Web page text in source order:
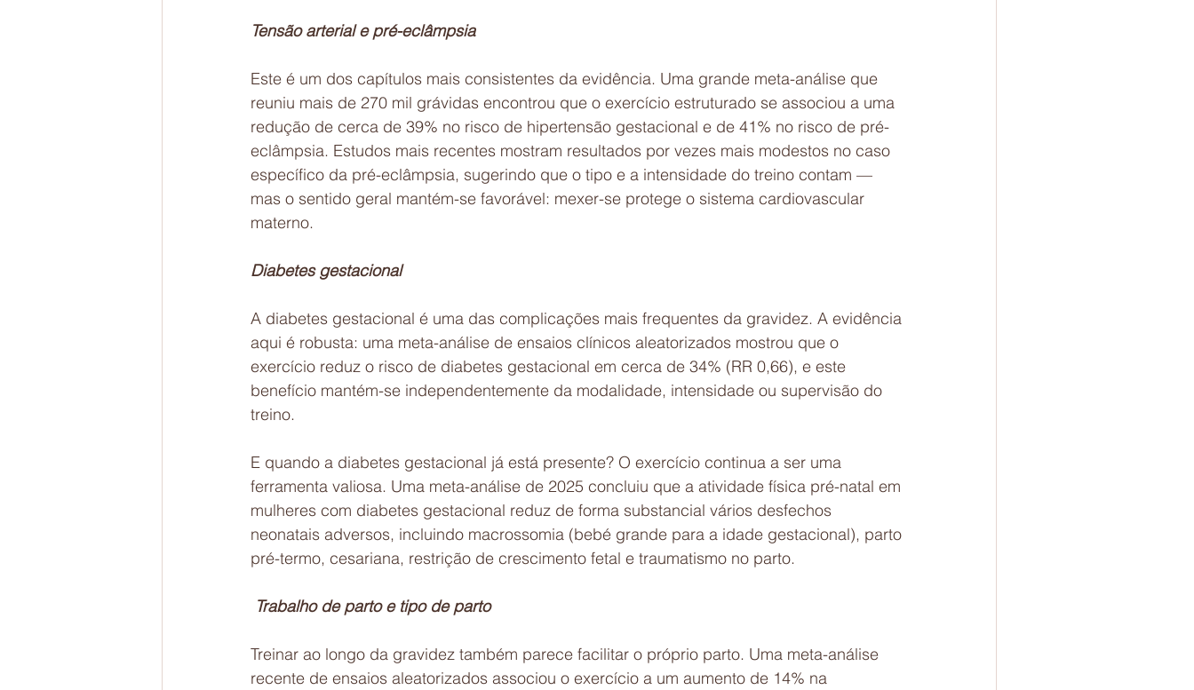
Tensão arterial e pré-eclâmpsia
Este é um dos capítulos mais consistentes da evidência. Uma grande meta-análise que
reuniu mais de 270 mil grávidas encontrou que o exercício estruturado se associou a uma
redução de cerca de 39% no risco de hipertensão gestacional e de 41% no risco de pré-
eclâmpsia. Estudos mais recentes mostram resultados por vezes mais modestos no caso
específico da pré-eclâmpsia, sugerindo que o tipo e a intensidade do treino contam —
mas o sentido geral mantém-se favorável: mexer-se protege o sistema cardiovascular
materno.
Diabetes gestacional
A diabetes gestacional é uma das complicações mais frequentes da gravidez. A evidência
aqui é robusta: uma meta-análise de ensaios clínicos aleatorizados mostrou que o
exercício reduz o risco de diabetes gestacional em cerca de 34% (RR 0,66), e este
benefício mantém-se independentemente da modalidade, intensidade ou supervisão do
treino.
E quando a diabetes gestacional já está presente? O exercício continua a ser uma
ferramenta valiosa. Uma meta-análise de 2025 concluiu que a atividade física pré-natal em
mulheres com diabetes gestacional reduz de forma substancial vários desfechos
neonatais adversos, incluindo macrossomia (bebé grande para a idade gestacional), parto
pré-termo, cesariana, restrição de crescimento fetal e traumatismo no parto.
Trabalho de parto e tipo de parto
Treinar ao longo da gravidez também parece facilitar o próprio parto. Uma meta-análise
recente de ensaios aleatorizados associou o exercício a um aumento de 14% na